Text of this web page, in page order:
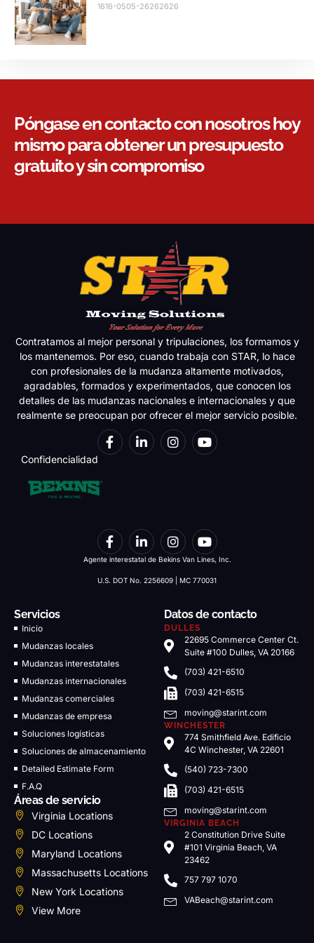
1616-0505-26262626
Póngase en contacto con nosotros hoy
mismo para obtener un presupuesto
gratuito y sin compromiso
Contratamos al mejor personal y tripulaciones, los formamos y
los mantenemos. Por eso, cuando trabaja con STAR, lo hace
con profesionales de la mudanza altamente motivados,
agradables, formados y experimentados, que conocen los
detalles de las mudanzas nacionales e internacionales y que
realmente se preocupan por ofrecer el mejor servicio posible.
Confidencialidad
Agente interestatal de Bekins Van Lines, Inc.
U.S. DOT No. 2256609 | MC 770031
Servicios
Inicio
Mudanzas locales
Mudanzas interestatales
Mudanzas internacionales
Mudanzas comerciales
Mudanzas de empresa
Soluciones logísticas
Soluciones de almacenamiento
Detailed Estimate Form
F.A.Q
Áreas de servicio
Virginia Locations
DC Locations
Maryland Locations
Massachusetts Locations
New York Locations
View More
Datos de contacto
DULLES
22695 Commerce Center Ct.
Suite #100 Dulles, VA 20166
(703) 421-6510
(703) 421-6515
moving@starint.com
WINCHESTER
774 Smithfield Ave. Edificio
4C Winchester, VA 22601
(540) 723-7300
(703) 421-6515
moving@starint.com
VIRGINIA BEACH
2 Constitution Drive Suite
#101 Virginia Beach, VA
23462
757 797 1070
VABeach@starint.com